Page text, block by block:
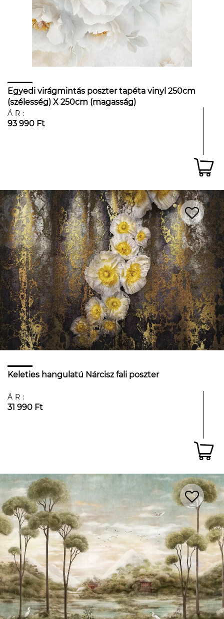
Egyedi virágmintás poszter tapéta vinyl 250cm
(szélesség) X 250cm (magasság)
ÁR:
93 990 Ft
Keleties hangulatú Nárcisz fali poszter
ÁR:
31 990 Ft